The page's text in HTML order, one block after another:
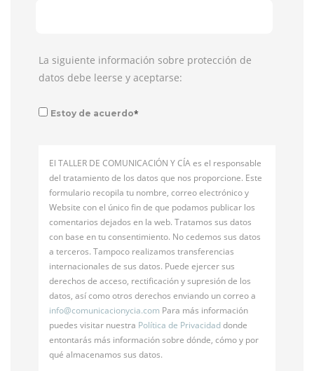
La siguiente información sobre protección de
datos debe leerse y aceptarse:
Estoy de acuerdo*
El TALLER DE COMUNICACIÓN Y CÍA es el responsable
del tratamiento de los datos que nos proporcione. Este
formulario recopila tu nombre, correo electrónico y
Website con el único fin de que podamos publicar los
comentarios dejados en la web. Tratamos sus datos
con base en tu consentimiento. No cedemos sus datos
a terceros. Tampoco realizamos transferencias
internacionales de sus datos. Puede ejercer sus
derechos de acceso, rectificación y supresión de los
datos, así como otros derechos enviando un correo a
info@comunicacionycia.com Para más información
puedes visitar nuestra Política de Privacidaddonde
entontarás más información sobre dónde, cómo y por
qué almacenamos sus datos.